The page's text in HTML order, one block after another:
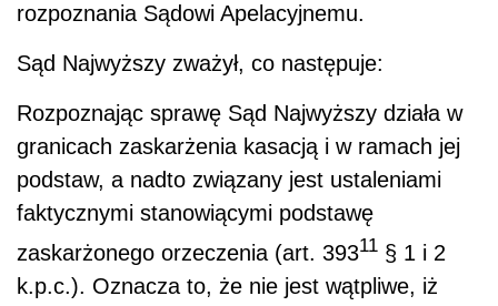
rozpoznania Sądowi Apelacyjnemu.
Sąd Najwyższy zważył, co następuje:
Rozpoznając sprawę Sąd Najwyższy działa w
granicach zaskarżenia kasacją i w ramach jej
podstaw, a nadto związany jest ustaleniami
faktycznymi stanowiącymi podstawę
zaskarżonego orzeczenia (art. 39311 § 1 i 2
k.p.c.). Oznacza to, że nie jest wątpliwe, iż